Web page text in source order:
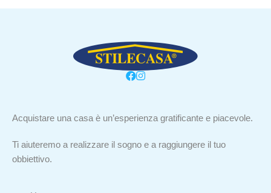
Acquistare una casa è un’esperienza gratificante e piacevole.
Ti aiuteremo a realizzare il sogno e a raggiungere il tuo
obbiettivo.